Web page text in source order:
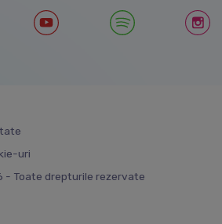
uri
Toate drepturile rezervate